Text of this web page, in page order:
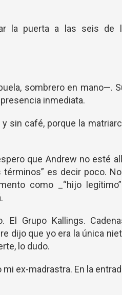
la puerta a las seis de
sombrero en mano—.
inmediata.
sin café, porque la
que Andrew no esté
es decir poco.
como _“hijo legítimo”_
Grupo Kallings.
dijo que yo era la única
lo dudo.
ex-madrastra. En la